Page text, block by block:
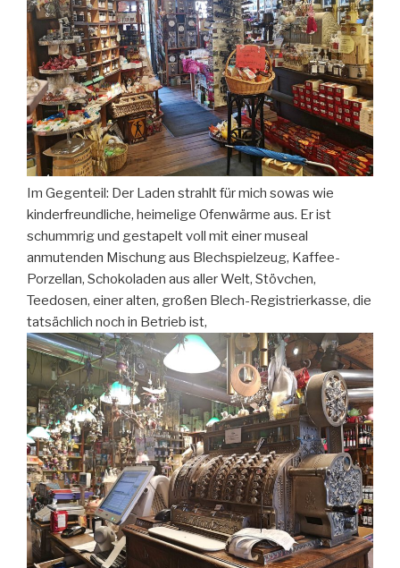
Im Gegenteil: Der Laden strahlt für mich sowas wie
kinderfreundliche, heimelige Ofenwärme aus. Er ist
schummrig und gestapelt voll mit einer museal
anmutenden Mischung aus Blechspielzeug, Kaffee-
Porzellan, Schokoladen aus aller Welt, Stövchen,
Teedosen, einer alten, großen Blech-Registrierkasse, die
tatsächlich noch in Betrieb ist,